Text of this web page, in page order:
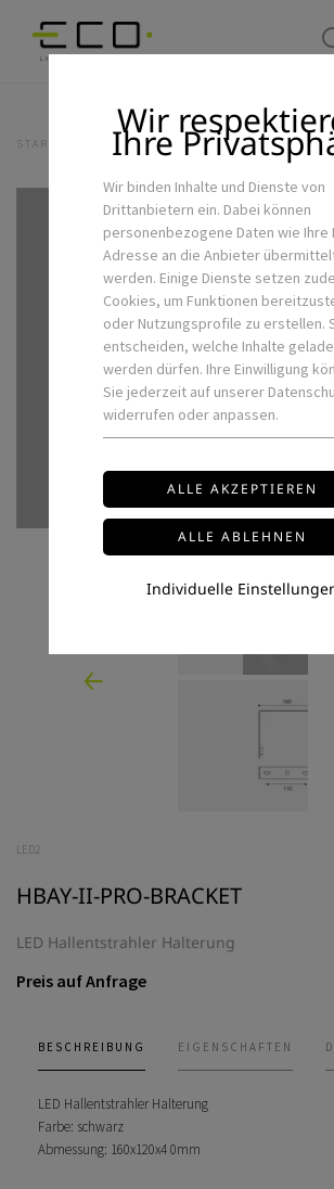
STARTSEITE ALLE PRODUKTE HBAY-II-PRO-
LED2
HBAY-II-PRO-BRACKET
LED Hallentstrahler Halterung
Preis auf Anfrage
BESCHREIBUNG EIGENSCHAFTEN
LED Hallentstrahler Halterung
Farbe: schwarz
Abmessung: 160x120x4 0mm
Wir
Ihre
Wir binden Inhalte und Dienste von
Drittanbietern ein. Dabei können
personenbezogene Daten wie Ihre
Adresse an die Anbieter
werden. Einige Dienste setzen
Cookies, um Funktionen
oder Nutzungsprofile zu erstellen.
entscheiden, welche Inhalte
werden dürfen. Ihre Einwilligung
Sie jederzeit auf unserer
widerrufen oder anpassen.
Individuelle